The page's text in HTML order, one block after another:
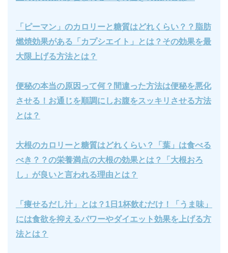
「ピーマン」のカロリーと糖質はどれくらい？？脂肪
燃焼効果がある「カプシエイト」とは？その効果を最
大限上げる方法とは？
便秘の本当の原因って何？間違った方法は便秘を悪化
させる！お通じを順調にしお腹をスッキリさせる方法
とは？
大根のカロリーと糖質はどれくらい？「葉」は食べる
べき？？の栄養満点の大根の効果とは？「大根おろ
し」が良いと言われる理由とは？
「痩せるだし汁」とは？1日1杯飲むだけ！「うま味」
には食欲を抑えるパワーやダイエット効果を上げる方
法とは？